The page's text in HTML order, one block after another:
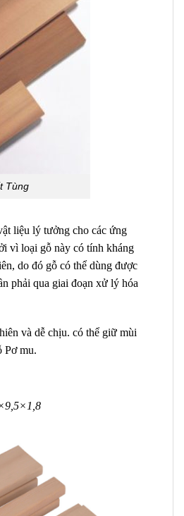
Tùng
liệu lý tưởng cho các ứng
vì loại gỗ này có tính kháng
do đó gỗ có thể dùng được
phải qua giai đoạn xử lý hóa
và dễ chịu. có thể giữ mùi
Pơ mu.